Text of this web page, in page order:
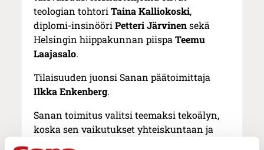
teologian tohtoriTaina Kalliokoski,
diplomi-insinööriPetteri Järvinensekä
Helsingin hiippakunnan piispaTeemu
Laajasalo.
Tilaisuuden juonsi Sanan päätoimittaja
Ilkka Enkenberg.
Sanan toimitus valitsi teemaksi tekoälyn,
koska sen vaikutukset yhteiskuntaan ja